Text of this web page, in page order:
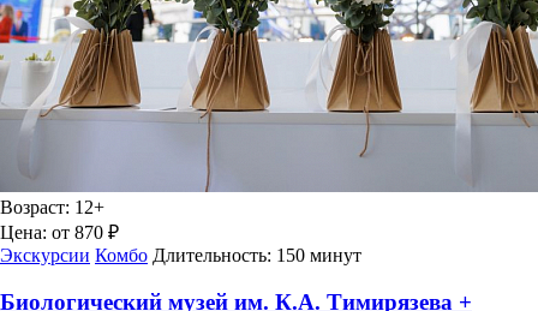
Возраст: 12+
Цена: от 870 ₽
Экскурсии Комбо Длительность: 150 минут
Биологический музей им. К.А. Тимирязева +